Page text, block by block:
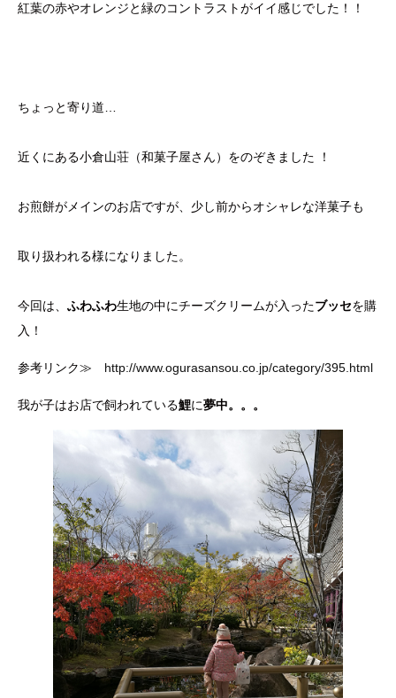
紅葉の赤やオレンジと緑のコントラストがイイ感じでした！！
ちょっと寄り道…
近くにある小倉山荘（和菓子屋さん）をのぞきました ！
お煎餅がメインのお店ですが、少し前からオシャレな洋菓子も
取り扱われる様になりました。
今回は、 ふわふわ生地の中にチーズクリームが入ったブッセを購
入！
参考リンク≫ http://www.ogurasansou.co.jp/category/395.html
我が子はお店で飼われている鯉に夢中。。。